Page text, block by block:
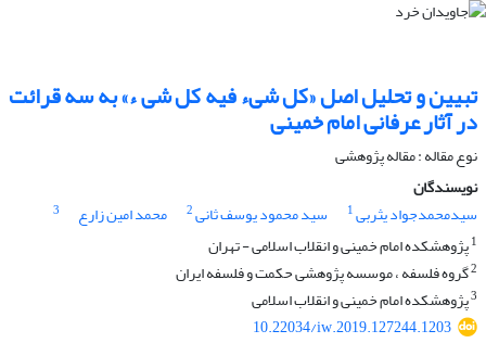
تبیین و تحلیل اصل «کل شیء فیه کل شی ء» به سه قرائت
در آثار عرفانی امام خمینی
نوع مقاله : مقاله پژوهشی
نویسندگان
سیدمحمدجواد یثربی1 سید محمود یوسف ثانی2 محمد امین زارع
3
1پژوهشکده امام خمینی و انقلاب اسلامی - تهران
2گروه فلسفه ، موسسه پژوهشی حکمت و فلسفه ایران
3پژوهشکده امام خمینی و انقلاب اسلامی
10.22034/iw.2019.127244.1203